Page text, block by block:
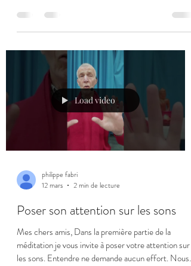
Load video
philippe fabri
12 mars
2 min de lecture
Poser son attention sur les sons
Mes chers amis, Dans la première partie de la
méditation je vous invite à poser votre attention sur
les sons. Entendre ne demande aucun effort. Nous